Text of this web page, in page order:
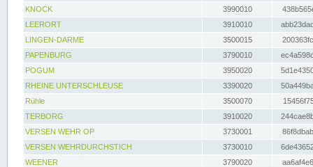
KNOCK
3990010
LEERORT
3910010
LINGEN-DARME
3500015
PAPENBURG
3790010
POGUM
3950020
RHEINE UNTERSCHLEUSE
3390020
Rühle
3500070
TERBORG
3910020
VERSEN WEHR OP
3730001
VERSEN WEHRDURCHSTICH
3730010
WEENER
3790020